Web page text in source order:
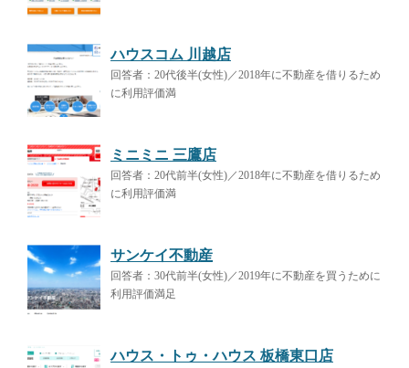
ハウスコム 川越店
回答者：20代後半(女性)／2018年に不動産を借りるため
に利用評価満
ミニミニ 三鷹店
回答者：20代前半(女性)／2018年に不動産を借りるため
に利用評価満
サンケイ不動産
回答者：30代前半(女性)／2019年に不動産を買うために
利用評価満足
ハウス・トゥ・ハウス 板橋東口店